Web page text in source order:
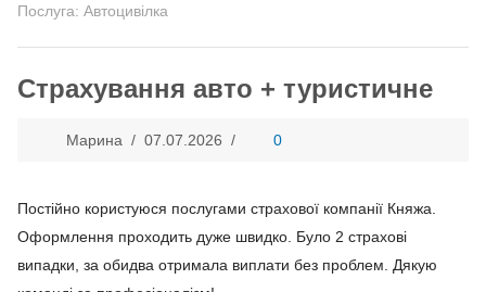
Послуга: Автоцивілка
Страхування авто + туристичне
Марина / 07.07.2026 / 0
Постійно користуюся послугами страхової компанії Княжа.
Оформлення проходить дуже швидко. Було 2 страхові
випадки, за обидва отримала виплати без проблем. Дякую
Plain text
You may quote other posts using [quote] tags.